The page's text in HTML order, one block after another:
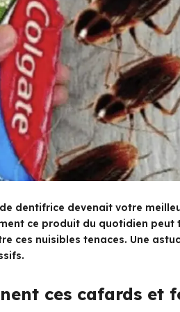
dentifrice devenait votre
ce produit du quotidien
ces nuisibles tenaces. Une
ces cafards